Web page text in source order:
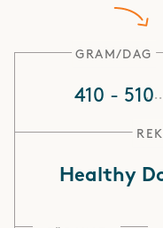
GRAM/DAG
410 - 510
Healthy